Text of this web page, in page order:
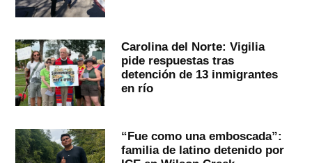
Carolina del Norte: Vigilia
pide respuestas tras
detención de 13 inmigrantes
en río
“Fue como una emboscada”:
familia de latino detenido por